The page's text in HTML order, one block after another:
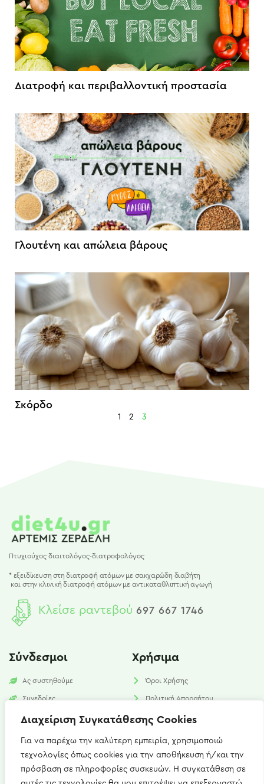
Διαχείριση Συγκατάθεσης Cookies
Για να παρέχω την καλύτερη εμπειρία, χρησιμοποιώ
τεχνολογίες όπως cookies για την αποθήκευση ή/και την
πρόσβαση σε πληροφορίες συσκευών. Η συγκατάθεση σε
Διατροφή και περιβαλλοντική προστασία
Γλουτένη και απώλεια βάρους
Σκόρδo
1 2 3
Πτυχιούχος διαιτολόγος-διατροφολόγος
* εξειδίκευση στη διατροφή ατόμων με σακχαρώδη διαβήτη
και στην κλινική διατροφή ατόμων με αντικαταθλιπτική αγωγή
Κλείσε ραντεβού 697 667 1746
Σύνδεσμοι
Ας συστηθούμε
Συνεδρίες
Υπηρεσίες
Χρήσιμα
Όροι Χρήσης
Πολιτική Απορρήτου
Πολιτική Cookies​
Επικοινωνία